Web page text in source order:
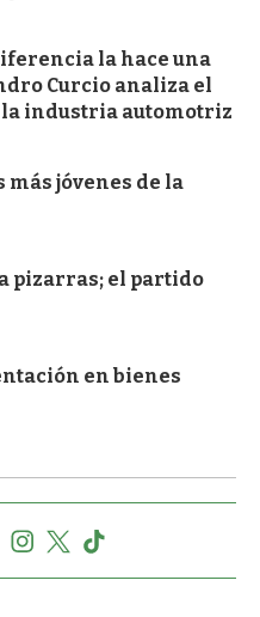
la hace una
Curcio analiza el
industria automotriz
jóvenes de la
pizarras; el partido
en bienes